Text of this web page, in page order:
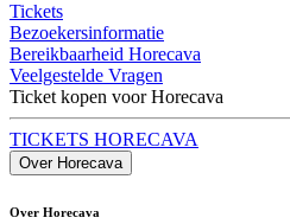
Tickets
Bezoekersinformatie
Bereikbaarheid Horecava
Veelgestelde Vragen
Ticket kopen voor Horecava
TICKETS HORECAVA
Over Horecava
Over Horecava